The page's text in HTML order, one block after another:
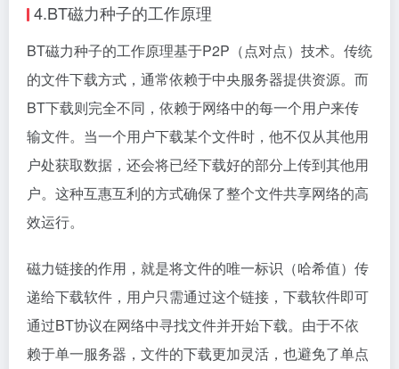
4.BT磁力种子的工作原理
BT磁力种子的工作原理基于P2P（点对点）技术。传统
的文件下载方式，通常依赖于中央服务器提供资源。而
BT下载则完全不同，依赖于网络中的每一个用户来传
输文件。当一个用户下载某个文件时，他不仅从其他用
户处获取数据，还会将已经下载好的部分上传到其他用
户。这种互惠互利的方式确保了整个文件共享网络的高
效运行。
磁力链接的作用，就是将文件的唯一标识（哈希值）传
递给下载软件，用户只需通过这个链接，下载软件即可
通过BT协议在网络中寻找文件并开始下载。由于不依
赖于单一服务器，文件的下载更加灵活，也避免了单点